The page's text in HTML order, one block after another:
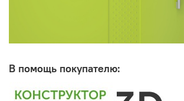
В помощь покупателю: